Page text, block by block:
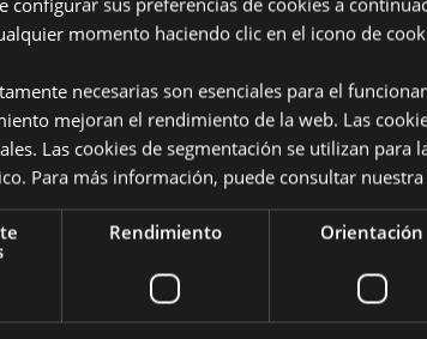
de Puckator?Encuentra
del cliente.
Peso (kg)
REBAJADO
PROMO
Colección
momento haciendo clic en el icono de
necesarias son esenciales para el
mejoran el rendimiento de la web. Las
Las cookies de segmentación se utilizan para
Para más información, puede consultar nuestra
Rendimiento Orientación